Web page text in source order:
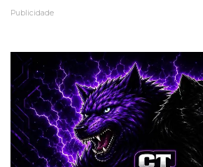
Publicidade